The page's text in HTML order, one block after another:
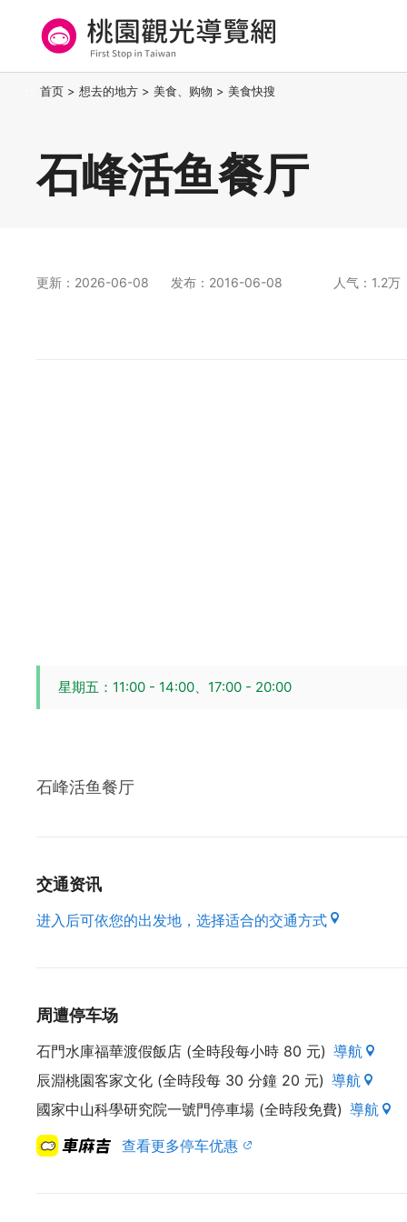
要
桃园观光导览网
首页 > 想去的地方 > 美食、购物 > 美食快搜
石峰活鱼餐厅
更新：2026-06-08 发布：2016-06-08 人气：1.2万
星期五：11:00 - 14:00、17:00 - 20:00
石峰活鱼餐厅
交通资讯
进入后可依您的出发地，选择适合的交通方式
周遭停车场
石門水庫福華渡假飯店 (全時段每小時 80 元) 導航
辰淵桃園客家文化 (全時段每 30 分鐘 20 元) 導航
國家中山科學研究院一號門停車場 (全時段免費) 導航
查看更多停车优惠